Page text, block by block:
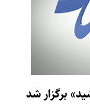
برگزار شد